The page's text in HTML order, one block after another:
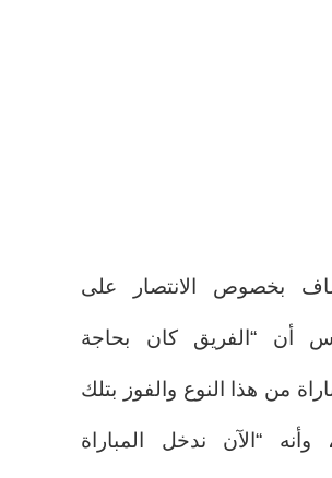
بخصوص الانتصار على
أن “الفريق كان بحاجة
من هذا النوع والفوز بتلك
وأنه “الآن ندخل المباراة